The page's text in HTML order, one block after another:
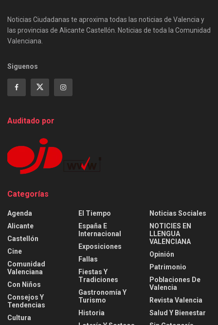
Noticias Ciudadanas te aproxima todas las noticias de Valencia y
las provincias de Alicante Castellón. Noticias de toda la Comunidad
Valenciana.
Siguenos
Auditado por
Categorías
Agenda
Alicante
Castellón
Cine
Comunidad
Valenciana
Con Niños
Consejos Y
Tendencias
Cultura
El Tiempo
España E
Internacional
Exposiciones
Fallas
Fiestas Y
Tradiciones
Gastronomía Y
Turismo
Historia
Noticias Sociales
NOTICIES EN
LLENGUA
VALENCIANA
Opinión
Patrimonio
Poblaciones De
Valencia
Revista Valencia
Salud Y Bienestar